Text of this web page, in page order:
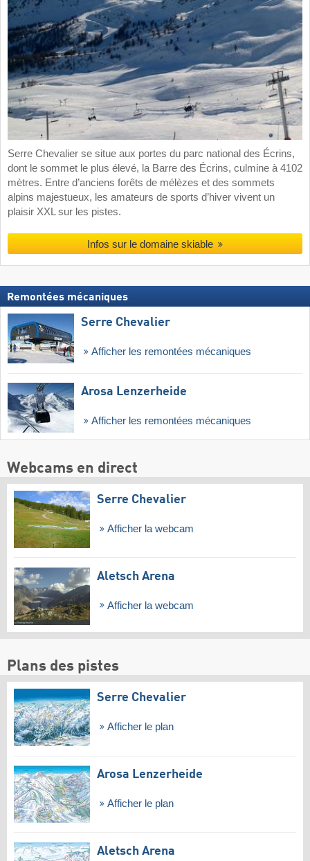
Serre Chevalier se situe aux portes du parc national des Écrins,
dont le sommet le plus élevé, la Barre des Écrins, culmine à 4102
mètres. Entre d’anciens forêts de mélèzes et des sommets
alpins majestueux, les amateurs de sports d’hiver vivent un
plaisir XXL sur les pistes.
Infos sur le domaine skiable
Remontées mécaniques
Serre Chevalier
Afficher les remontées mécaniques
Arosa Lenzerheide
Afficher les remontées mécaniques
Webcams en direct
Serre Chevalier
Afficher la webcam
Aletsch Arena
Afficher la webcam
Plans des pistes
Serre Chevalier
Afficher le plan
Arosa Lenzerheide
Afficher le plan
Aletsch Arena